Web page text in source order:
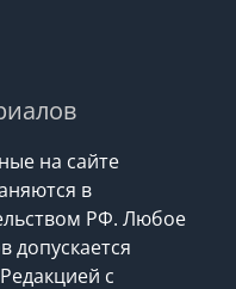
на сайте
в
РФ. Любое
допускается
с